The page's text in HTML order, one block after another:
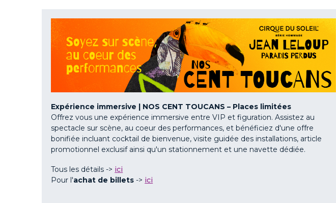
Expérience immersive | NOS CENT TOUCANS – Places limitées
Offrez vous une expérience immersive entre VIP et figuration. Assistez au
spectacle sur scène, au coeur des performances, et bénéficiez d'une offre
bonifiée incluant cocktail de bienvenue, visite guidée des installations, article
promotionnel exclusif ainsi qu'un stationnement et une navette dédiée.
Tous les détails -> ici
Pour l'achat de billets -> ici